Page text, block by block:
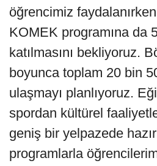
öğrencimiz
KOMEK programına da
katılmasını bekliyoruz.
boyunca toplam 20 bin
ulaşmayı planlıyoruz.
spordan kültürel
geniş bir yelpazede
programlarla